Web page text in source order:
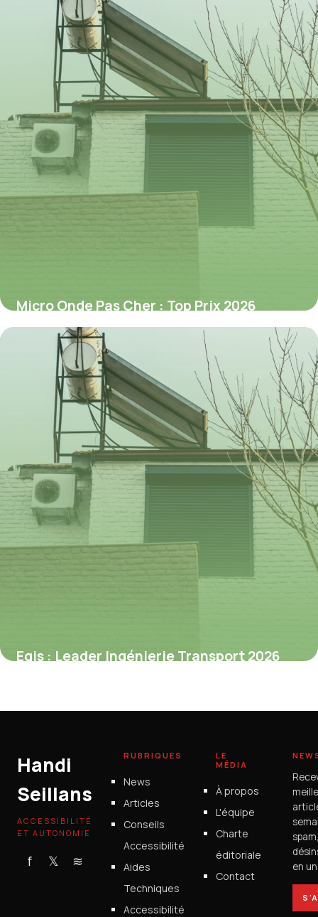
Micro Onde Pas Cher : Top Prix 2026
3 juillet 2026
Egis : Leader Ingénierie Transport 2026
Handi
Seillans
ACCESSIBILITÉ
ET AUTONOMIE
f 𝕏 ≋
RUBRIQUES
News
Articles
Conseils
Accessibilité
Aides
Techniques
Accessibilité
LE
MÉDIA
À propos
L'équipe
Charte
éditoriale
Contact
en